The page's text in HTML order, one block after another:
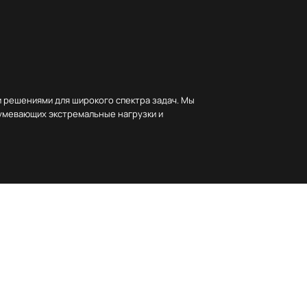
решениями для широкого спектра задач. Мы
экстремальные нагрузки и